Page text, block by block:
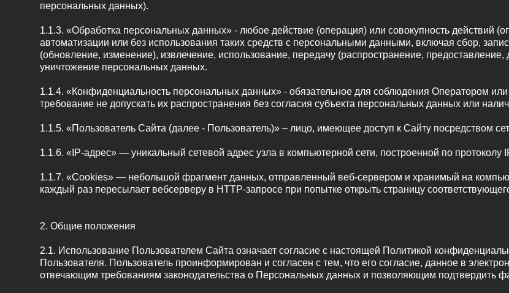
персональных данных).
1.1.3. «Обработка персональных данных» - любое действие (операция) или совокупность действий
автоматизации или без использования таких средств с персональными данными, включая сбор,
(обновление, изменение), извлечение, использование, передачу (распространение,
уничтожение персональных данных.
1.1.4. «Конфиденциальность персональных данных» - обязательное для соблюдения Оператором
требование не допускать их распространения без согласия субъекта персональных данных или
1.1.5. «Пользователь Сайта (далее ‑ Пользователь)» – лицо, имеющее доступ к Сайту посредством
1.1.6. «IP-адрес» — уникальный сетевой адрес узла в компьютерной сети, построенной по протоколу
1.1.7. «Cookies» — небольшой фрагмент данных, отправленный веб-сервером и хранимый на
каждый раз пересылает вебсерверу в HTTP-запросе при попытке открыть страницу
2. Общие положения
2.1. Использование Пользователем Сайта означает согласие с настоящей Политикой
Пользователя. Пользователь проинформирован и согласен с тем, что его согласие, данное в
отвечающим требованиям законодательства о Персональных данных и позволяющим подтвердить